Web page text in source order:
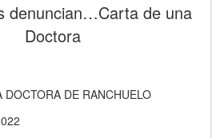
denuncian…Carta de una
Doctora
DOCTORA DE RANCHUELO